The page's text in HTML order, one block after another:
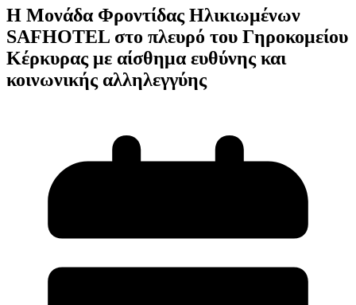
Η Μονάδα Φροντίδας Ηλικιωμένων
SAFHOTEL στο πλευρό του Γηροκομείου
Κέρκυρας με αίσθημα ευθύνης και
κοινωνικής αλληλεγγύης